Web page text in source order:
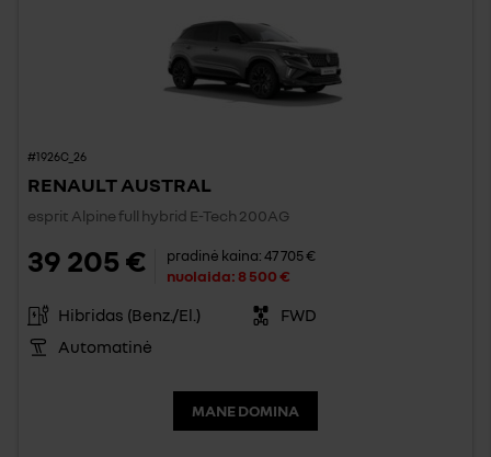
#1926C_26
RENAULT AUSTRAL
esprit Alpine full hybrid E-Tech 200AG
39 205 € pradinė kaina:47 705 €
nuolaida:8 500 €
Hibridas (Benz./El.)
FWD
Automatinė
MANE DOMINA